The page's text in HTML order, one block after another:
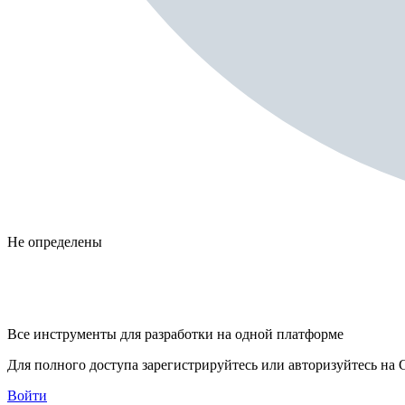
Не определены
Все инструменты для разработки на одной платформе
Для полного доступа зарегистрируйтесь или авторизуйтесь на
Войти